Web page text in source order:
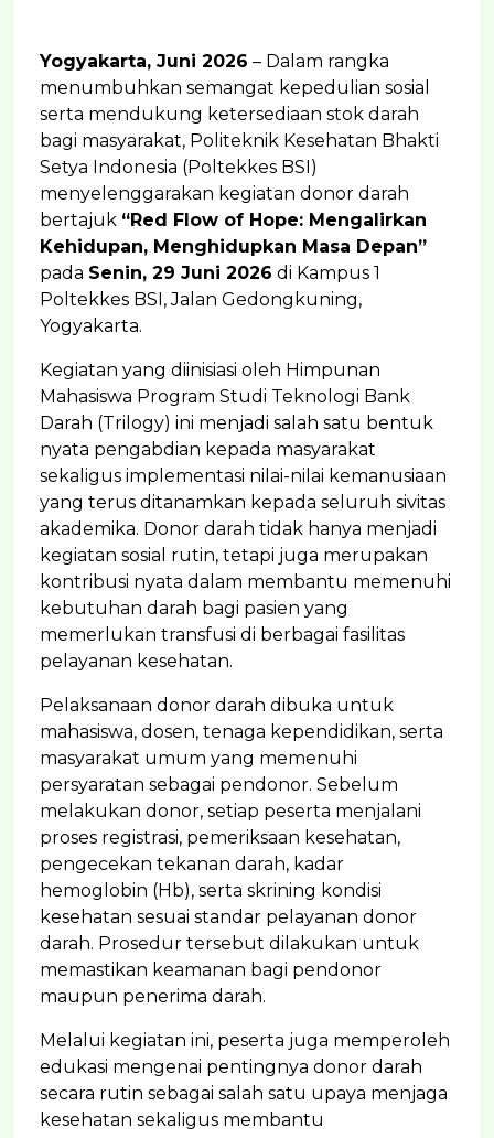
Yogyakarta, Juni 2026 – Dalam rangka
menumbuhkan semangat kepedulian sosial
serta mendukung ketersediaan stok darah
bagi masyarakat, Politeknik Kesehatan Bhakti
Setya Indonesia (Poltekkes BSI)
menyelenggarakan kegiatan donor darah
bertajuk “Red Flow of Hope: Mengalirkan
Kehidupan, Menghidupkan Masa Depan”
pada Senin, 29 Juni 2026 di Kampus 1
Poltekkes BSI, Jalan Gedongkuning,
Yogyakarta.
Kegiatan yang diinisiasi oleh Himpunan
Mahasiswa Program Studi Teknologi Bank
Darah (Trilogy) ini menjadi salah satu bentuk
nyata pengabdian kepada masyarakat
sekaligus implementasi nilai-nilai kemanusiaan
yang terus ditanamkan kepada seluruh sivitas
akademika. Donor darah tidak hanya menjadi
kegiatan sosial rutin, tetapi juga merupakan
kontribusi nyata dalam membantu memenuhi
kebutuhan darah bagi pasien yang
memerlukan transfusi di berbagai fasilitas
pelayanan kesehatan.
Pelaksanaan donor darah dibuka untuk
mahasiswa, dosen, tenaga kependidikan, serta
masyarakat umum yang memenuhi
persyaratan sebagai pendonor. Sebelum
melakukan donor, setiap peserta menjalani
proses registrasi, pemeriksaan kesehatan,
pengecekan tekanan darah, kadar
hemoglobin (Hb), serta skrining kondisi
kesehatan sesuai standar pelayanan donor
darah. Prosedur tersebut dilakukan untuk
memastikan keamanan bagi pendonor
maupun penerima darah.
Melalui kegiatan ini, peserta juga memperoleh
edukasi mengenai pentingnya donor darah
secara rutin sebagai salah satu upaya menjaga
kesehatan sekaligus membantu